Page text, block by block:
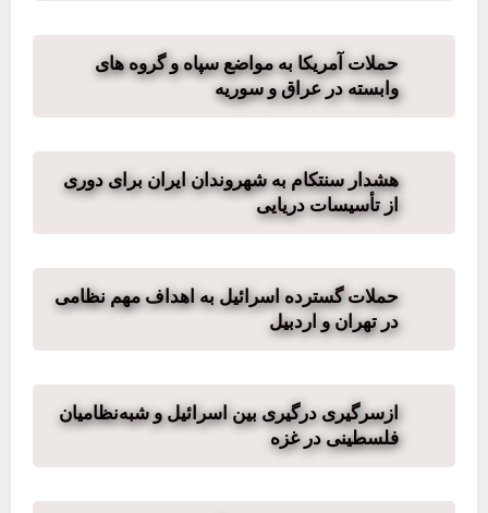
حملات آمریکا به مواضع سپاه و گروه های
وابسته در عراق و سوریه
هشدار سنتکام به شهروندان ایران برای دوری
از تأسیسات دریایی
حملات گسترده اسرائیل به اهداف مهم نظامی
در تهران و اردبیل
ازسرگیری درگیری بین اسرائیل و شبه‌نظامیان
فلسطینی در غزه